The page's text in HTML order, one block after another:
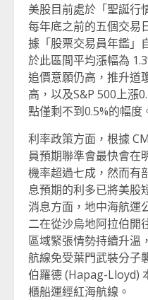
美股目前處於「聖誕行
每年底之前的五個交易
據「股票交易員年鑑」
於此區間平均漲幅為
追價意願仍高，推升道
高，以及S&P 500上漲
點僅剩不到0.5%的幅度
利率政策方面，根據
員預期聯準會最快會在
機率超過七成，然而有
息預期的利多已將美股
消息方面，地中海航運
二在從沙烏地阿拉伯開
區域緊張情勢持續升溫
航線免受葉門武裝分子
伯羅德 (Hapag-Lloyd)
櫃船運經紅海航線。